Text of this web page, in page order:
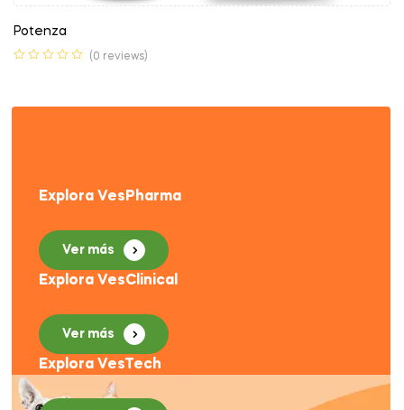
Potenza
(0 reviews)
Explora VesPharma
Ver más
Explora VesClinical
Ver más
Explora VesTech